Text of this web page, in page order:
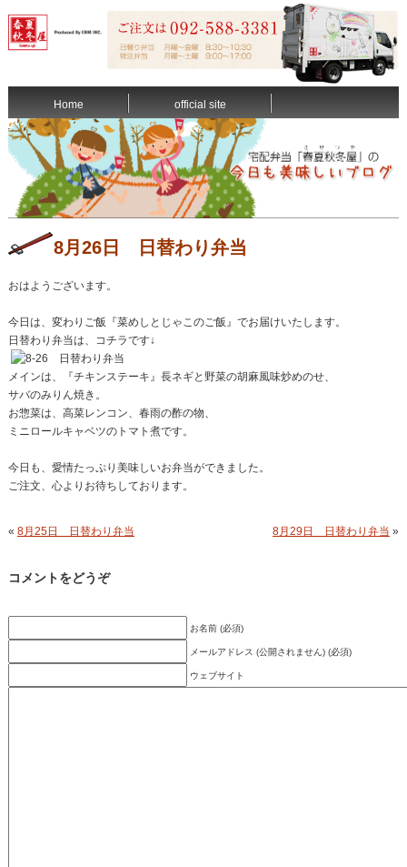
Home official site
8月26日 日替わり弁当
おはようございます。
今日は、変わりご飯『菜めしとじゃこのご飯』でお届けいたします。
日替わり弁当は、コチラです↓
メインは、『チキンステーキ』長ネギと野菜の胡麻風味炒めのせ、
サバのみりん焼き。
お惣菜は、高菜レンコン、春雨の酢の物、
ミニロールキャベツのトマト煮です。
今日も、愛情たっぷり美味しいお弁当ができました。
ご注文、心よりお待ちしております。
« 8月25日 日替わり弁当 8月29日 日替わり弁当 »
コメントをどうぞ
お名前 (必須)
メールアドレス (公開されません) (必須)
ウェブサイト